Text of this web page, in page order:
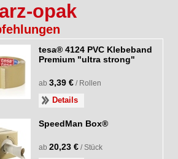
opak
tesa® 4124 PVC Klebeband
Premium "ultra strong"
ab 3,39 € / Rollen
Details
SpeedMan Box®
ab 20,23 € / Stück